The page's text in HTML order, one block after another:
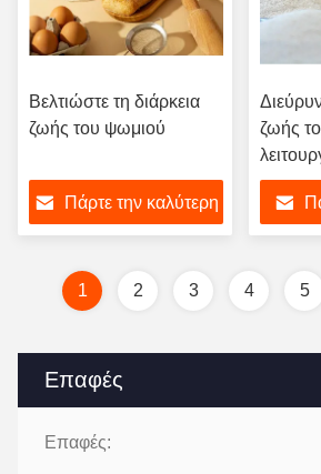
Επαφές
Επαφές:
Βελτιώστε τη διάρκεια
ζωής του ψωμιού
Πάρτε την καλύτερη
ζωής
1 2 3 4 5